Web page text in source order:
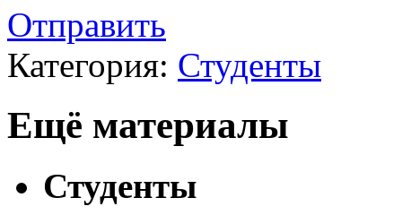
Отправить
Категория: Студенты
Ещё материалы
Студенты